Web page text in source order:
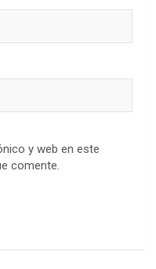
y web en este
comente.